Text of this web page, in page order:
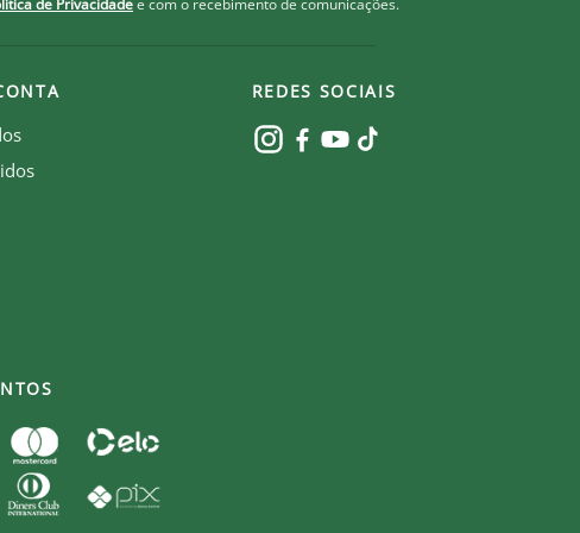
que ser Guerreiro é questão de coração.
REDES SOCIAIS